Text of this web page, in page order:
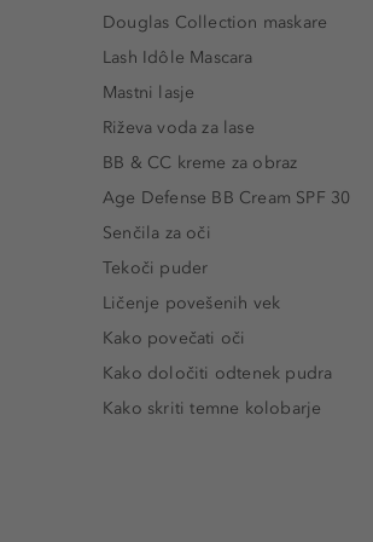
Douglas Collection maskare
Lash Idôle Mascara
Mastni lasje
Riževa voda za lase
BB & CC kreme za obraz
Age Defense BB Cream SPF 30
Senčila za oči
Tekoči puder
Ličenje povešenih vek
Kako povečati oči
Kako določiti odtenek pudra
Kako skriti temne kolobarje